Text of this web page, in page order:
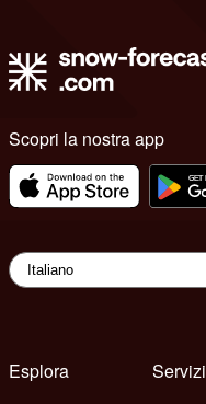
Scopri la nostra app
Esplora
Servizi